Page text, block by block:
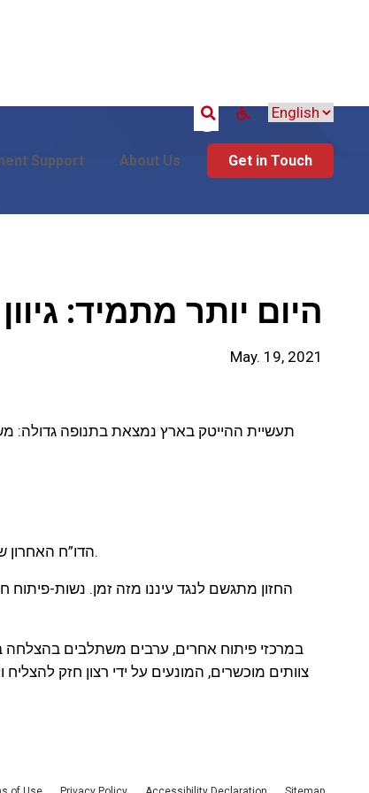
Search
Support About Us Get in Touch
היום יותר מתמיד:
May. 19, 2021
תעשיית ההייטק בארץ נמצאת בתנופה גדולה:
הדו”ח האחרון של רשות החדשנות, מצביע על 13,000 משרות פתוחות שחברות ההייטק לא הצליחו לאייש בשנת 2020. היום המספר גדול בהרבה.
החזון מתגשם לנגד עיננו מזה זמן. נשות-
במרכזי פיתוח אחרים, ערבים משתלבים בהצלחה
צוותים מוכשרים, המונעים על ידי רצון חזק